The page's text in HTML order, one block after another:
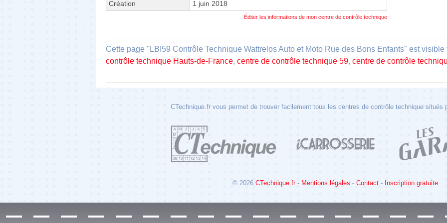
Création 1 juin 2018
Éditer les informations de mon centre de contrôle technique
Cette page "LBI59 Contrôle Technique Wattrelos Auto et Moto Rue des Bons Enfants" est
contrôle technique Hauts-de-France, centre de contrôle technique 59, centre de contrôle
CTechnique.fr vous permet de trouver facilement tous les centres de contrôle technique situés
© 2026 CTechnique.fr - Mentions légales - Contact - Inscription gratuite